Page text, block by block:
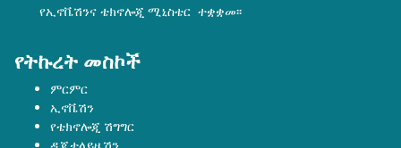
ምርምር
ኢኖቬሽን
የቴክኖሎጂ ሽግግር
ዲጂታላይዜሽን